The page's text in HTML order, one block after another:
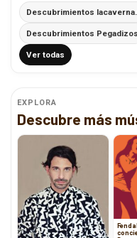
Descubrimientos
Descubrimientos Pegadizos
Ver todas
EXPLORA
Descubre más